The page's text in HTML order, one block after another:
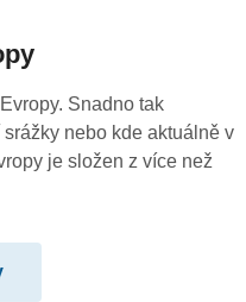
Snadno tak
nebo kde aktuálně v
je složen z více než